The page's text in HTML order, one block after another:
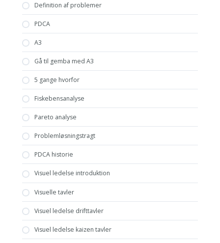
Definition af problemer
PDCA
A3
Gå til gemba med A3
5 gange hvorfor
Fiskebensanalyse
Pareto analyse
Problemløsningstragt
PDCA historie
Visuel ledelse introduktion
Visuelle tavler
Visuel ledelse drifttavler
Visuel ledelse kaizen tavler